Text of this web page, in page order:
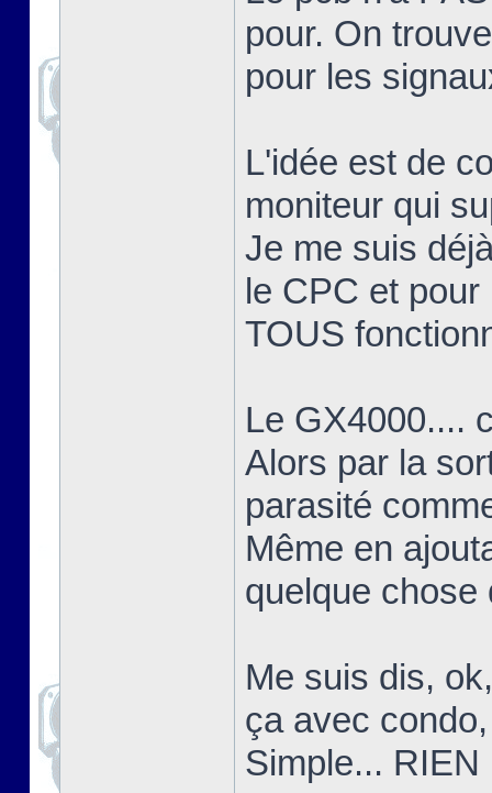
pour. On
pour les
L'idée est de
moniteur qui
Je me suis
le CPC et pour
TOUS
Le GX4000....
Alors par la
parasité
Même en
quelque chose
Me suis dis,
ça avec
Simple...